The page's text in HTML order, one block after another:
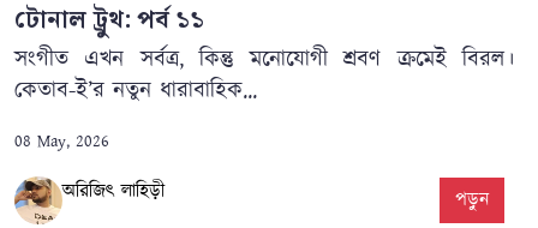
টোনাল ট্রুথ: পর্ব ১১
সংগীত এখন সর্বত্র, কিন্তু মনোযোগী শ্রবণ ক্রমেই বিরল।
কেতাব-ই’র নতুন ধারাবাহিক...
08 May, 2026
অরিজিৎ লাহিড়ী পড়ুন